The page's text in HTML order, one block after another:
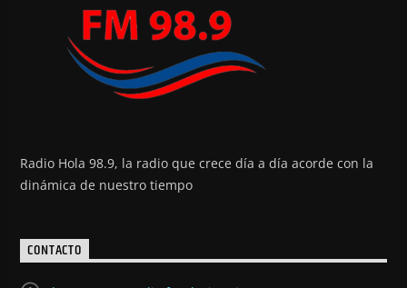
Radio Hola 98.9, la radio que crece día a día acorde con la
dinámica de nuestro tiempo
CONTACTO